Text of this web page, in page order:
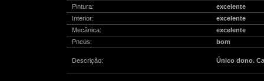
Pintura:
excelente
Interior:
excelente
Mecânica:
excelente
Pneus:
bom
Descrição: Único dono.